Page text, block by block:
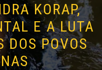
KORAP,
E A LUTA
DOS POVOS